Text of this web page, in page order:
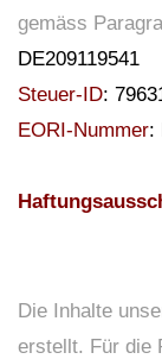
gemäss
DE209119541
Steuer-ID:
EORI-Nummer:
Die Inhalte
erstellt. Für die